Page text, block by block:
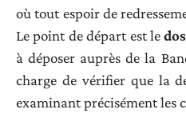
où tout espoir de
Le point de départ est le
à déposer auprès de la
charge de vérifier que la
examinant précisément les